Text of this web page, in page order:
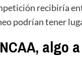
recibiría
podrían tener
algo